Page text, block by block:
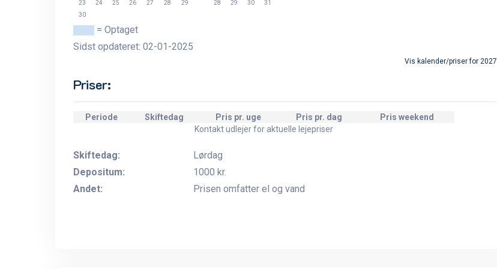
23
24 25 26 27 28
29
30
28
29 30 31
= Optaget
Sidst opdateret: 02-01-2025
Vis kalender/priser for 2027
Priser:
Periode Skiftedag Pris pr. uge Pris pr. dag
Pris weekend
Kontakt udlejer for aktuelle lejepriser
Skiftedag:
Lørdag
Depositum:
1000 kr.
Andet:
Prisen omfatter el og vand